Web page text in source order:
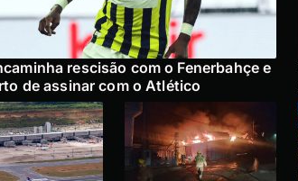
rescisão com o Fenerbahçe e
de assinar com o Atlético